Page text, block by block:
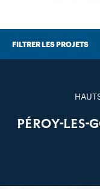
FILTRER LES PROJETS
PÉROY-LES-